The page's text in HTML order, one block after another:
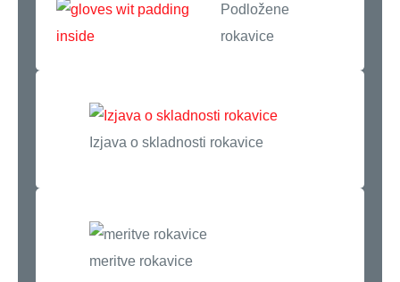
Podložene
rokavice
Izjava o skladnosti rokavice
meritve rokavice